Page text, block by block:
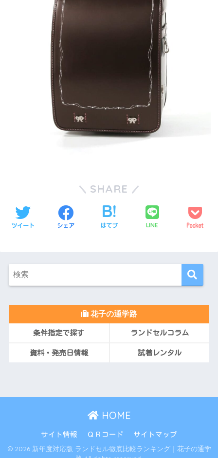
SHARE
ツイート シェア はてブ LINE Pocket
花子の通学路
条件指定で探す ランドセルコラム
資料・発売日情報 試着レンタル
HOME
サイト情報 ＱＲコード サイトマップ
© 2026 新年度対応版 ランドセル徹底比較ランキング｜花子の通学